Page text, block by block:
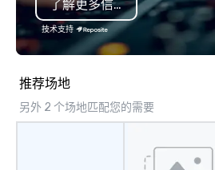
了解更多信息
技术支持
推荐场地
另外 2 个场地匹配您的需要